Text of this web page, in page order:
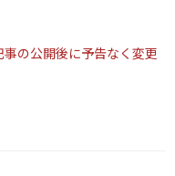
の公開後に予告なく変更